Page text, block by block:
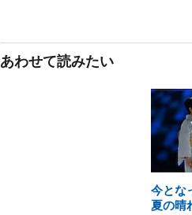
あわせて読みたい
今とな
夏の晴